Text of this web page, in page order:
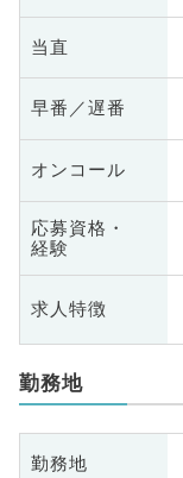
当直
早番／遅番
オンコール
応募資格・
経験
求人特徴
勤務地
勤務地